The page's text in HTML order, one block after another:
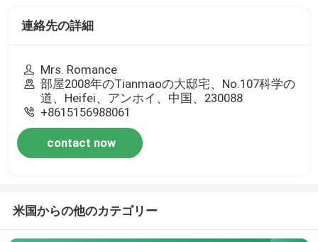
連絡先の詳細
Mrs. Romance
部屋2008年のTianmaoの大邸宅、No.107科学の
道、Heifei、アンホイ、中国、230088
+8615156988061
contact now
米国からの他のカテゴリー